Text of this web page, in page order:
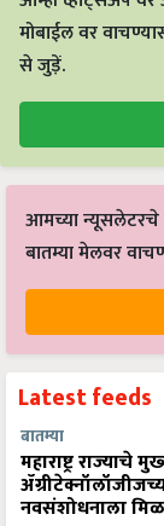
मोबाईल वर
से जुड़ें.
आमच्या न्यूसलेटरचे
बातम्या मेलवर
Latest feeds
बातम्या
महाराष्ट्र राज्याचे
नवसंशोधनाला